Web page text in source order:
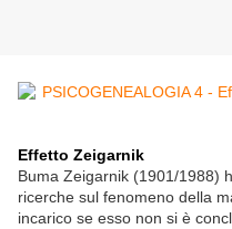
Effetto Zeigarnik
Buma Zeigarnik (1901/1988)
ricerche sul fenomeno della
incarico se esso non si è